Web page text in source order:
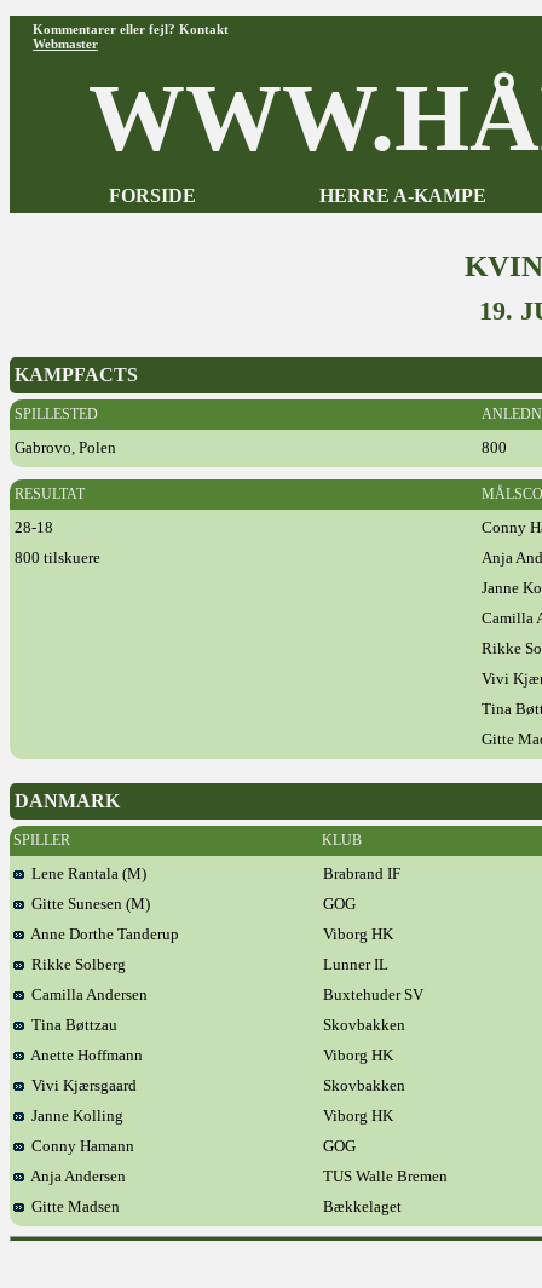
Kommentarer eller fejl? Kontakt
Webmaster
FORSIDE HERRE A-KAMPE
19.
KAMPFACTS
SPILLESTED
Gabrovo, Polen 800
RESULTAT
28-18
Conny
800 tilskuere
Anja
Janne
Camilla
Rikke
Vivi
Tina
Gitte
DANMARK
SPILLER KLUB
Lene Rantala (M)
Brabrand IF
Gitte Sunesen (M)
GOG
Anne Dorthe Tanderup
Viborg HK
Rikke Solberg
Lunner IL
Camilla Andersen
Buxtehuder SV
Tina Bøttzau
Skovbakken
Anette Hoffmann
Viborg HK
Vivi Kjærsgaard
Skovbakken
Janne Kolling
Viborg HK
Conny Hamann
GOG
Anja Andersen
TUS Walle Bremen
Gitte Madsen
Bækkelaget